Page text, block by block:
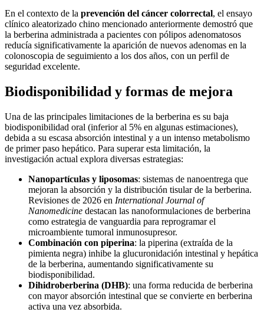
En el contexto de la prevención del cáncer colorrectal, el ensayo
clínico aleatorizado chino mencionado anteriormente demostró que
la berberina administrada a pacientes con pólipos adenomatosos
reducía significativamente la aparición de nuevos adenomas en la
colonoscopia de seguimiento a los dos años, con un perfil de
seguridad excelente.
Biodisponibilidad y formas de mejora
Una de las principales limitaciones de la berberina es su baja
biodisponibilidad oral (inferior al 5% en algunas estimaciones),
debida a su escasa absorción intestinal y a un intenso metabolismo
de primer paso hepático. Para superar esta limitación, la
investigación actual explora diversas estrategias:
Nanopartículas y liposomas: sistemas de nanoentrega que
mejoran la absorción y la distribución tisular de la berberina.
Revisiones de 2026 en International Journal of
Nanomedicine destacan las nanoformulaciones de berberina
como estrategia de vanguardia para reprogramar el
microambiente tumoral inmunosupresor.
Combinación con piperina: la piperina (extraída de la
pimienta negra) inhibe la glucuronidación intestinal y hepática
de la berberina, aumentando significativamente su
biodisponibilidad.
Dihidroberberina (DHB): una forma reducida de berberina
con mayor absorción intestinal que se convierte en berberina
activa una vez absorbida.